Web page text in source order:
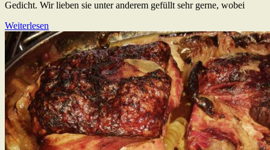
Gedicht. Wir lieben sie unter anderem gefüllt sehr gerne, wobei
Weiterlesen